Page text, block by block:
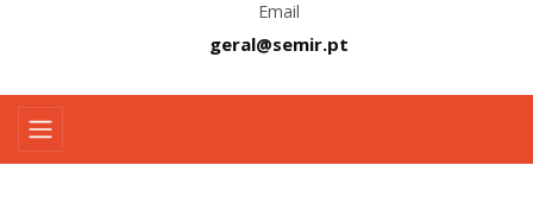
Email
geral@semir.pt